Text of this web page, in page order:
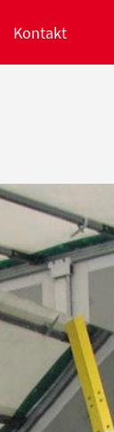
Kontakt